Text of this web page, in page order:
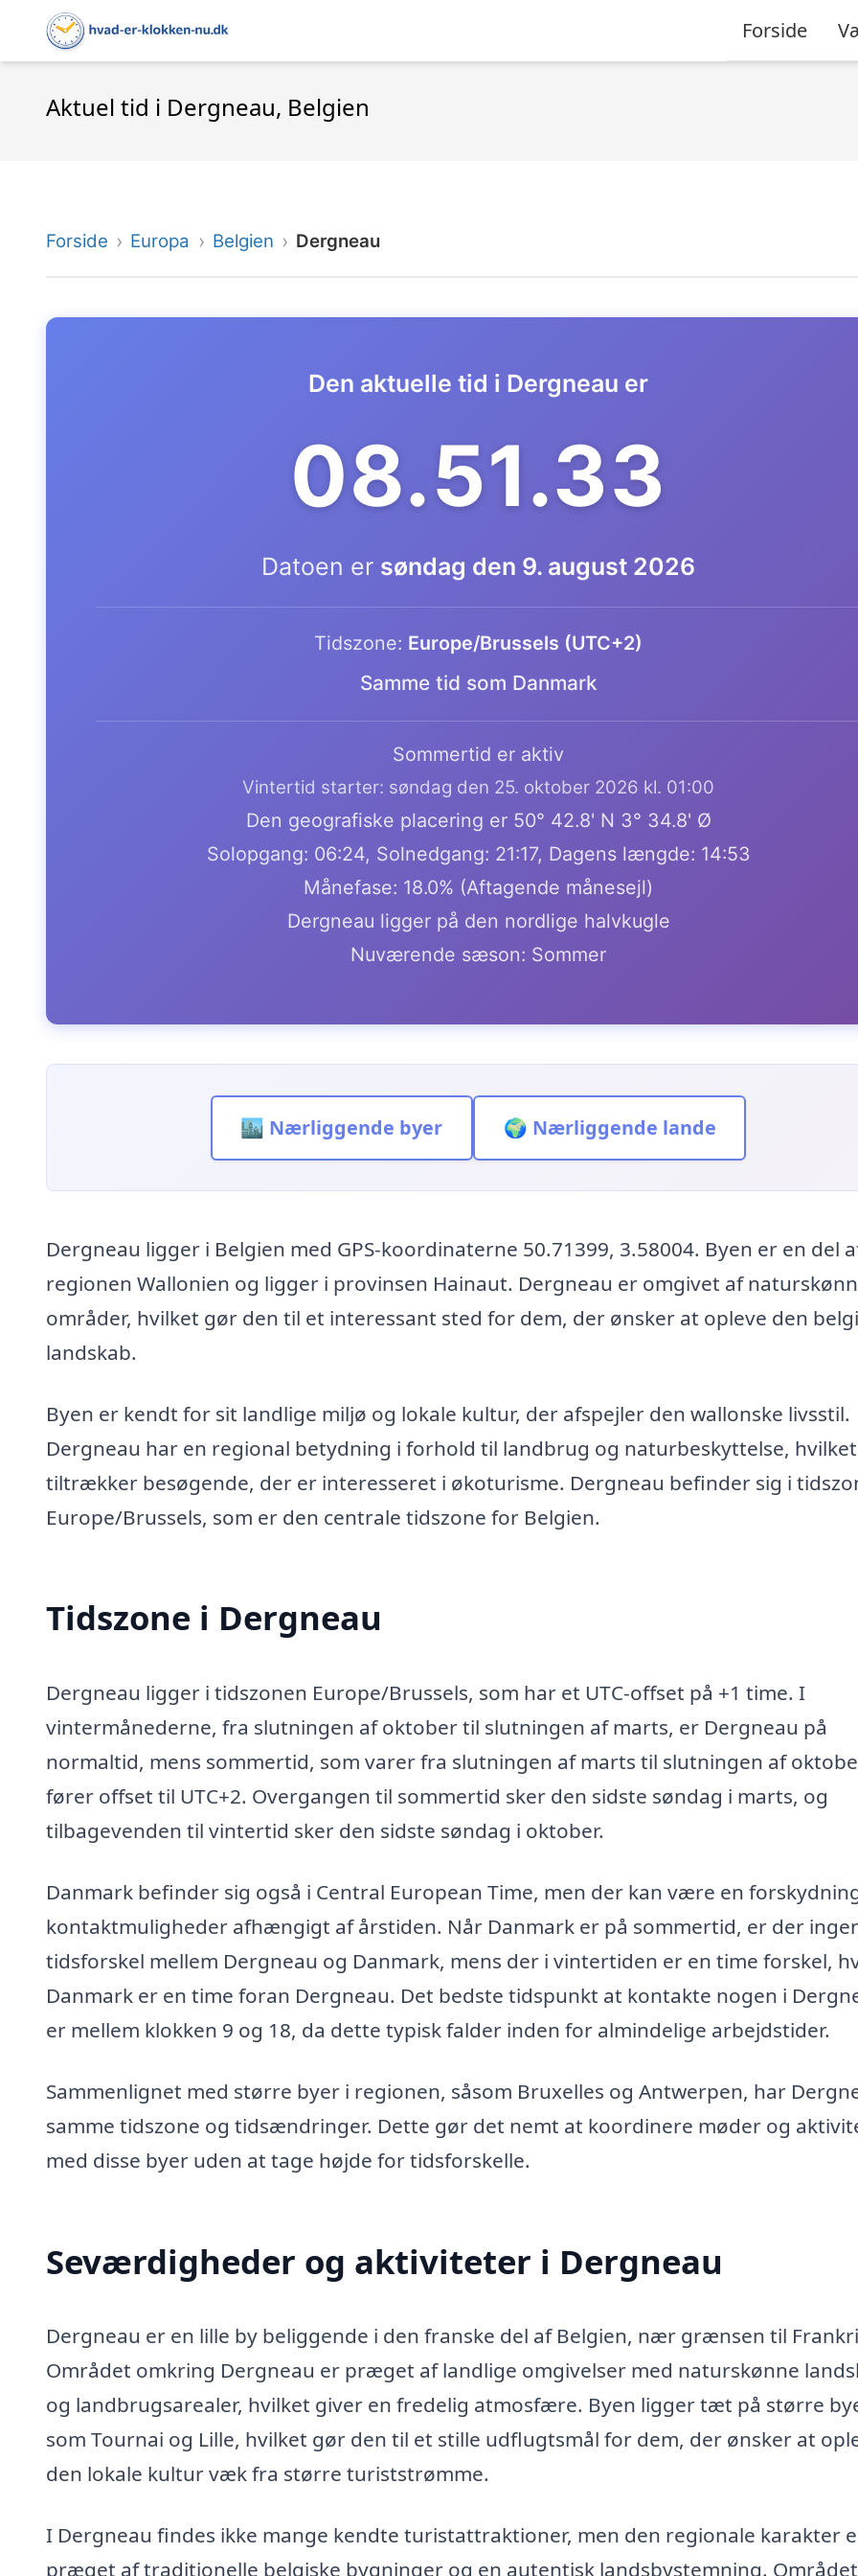
Forside
Aktuel tid i Dergneau, Belgien
Forside Europa Belgien Dergneau
Den aktuelle tid i Dergneau er
08.51.33
Datoen er søndag den 9. august 2026
Tidszone: Europe/Brussels (UTC+2)
Samme tid som Danmark
Sommertid er aktiv
Vintertid starter: søndag den 25. oktober 2026 kl. 01:00
Den geografiske placering er 50° 42.8' N 3° 34.8' Ø
Solopgang: 06:24, Solnedgang: 21:17, Dagens længde: 14:53
Månefase: 18.0% (Aftagende månesejl)
Dergneau ligger på den nordlige halvkugle
Nuværende sæson: Sommer
🏙️ Nærliggende byer 🌍 Nærliggende lande
Dergneau ligger i Belgien med GPS-koordinaterne 50.71399, 3.58004. Byen er en del
regionen Wallonien og ligger i provinsen Hainaut. Dergneau er omgivet af
områder, hvilket gør den til et interessant sted for dem, der ønsker at opleve den
landskab.
Byen er kendt for sit landlige miljø og lokale kultur, der afspejler den wallonske livsstil.
Dergneau har en regional betydning i forhold til landbrug og naturbeskyttelse, hvilket
tiltrækker besøgende, der er interesseret i økoturisme. Dergneau befinder sig i
Europe/Brussels, som er den centrale tidszone for Belgien.
Tidszone i Dergneau
Dergneau ligger i tidszonen Europe/Brussels, som har et UTC-offset på +1 time. I
vintermånederne, fra slutningen af oktober til slutningen af marts, er Dergneau på
normaltid, mens sommertid, som varer fra slutningen af marts til slutningen af
fører offset til UTC+2. Overgangen til sommertid sker den sidste søndag i marts, og
tilbagevenden til vintertid sker den sidste søndag i oktober.
Danmark befinder sig også i Central European Time, men der kan være en
kontaktmuligheder afhængigt af årstiden. Når Danmark er på sommertid, er der
tidsforskel mellem Dergneau og Danmark, mens der i vintertiden er en time forskel,
Danmark er en time foran Dergneau. Det bedste tidspunkt at kontakte nogen i
er mellem klokken 9 og 18, da dette typisk falder inden for almindelige arbejdstider.
Sammenlignet med større byer i regionen, såsom Bruxelles og Antwerpen, har
samme tidszone og tidsændringer. Dette gør det nemt at koordinere møder og
med disse byer uden at tage højde for tidsforskelle.
Seværdigheder og aktiviteter i Dergneau
Dergneau er en lille by beliggende i den franske del af Belgien, nær grænsen til
Området omkring Dergneau er præget af landlige omgivelser med naturskønne
og landbrugsarealer, hvilket giver en fredelig atmosfære. Byen ligger tæt på større
som Tournai og Lille, hvilket gør den til et stille udflugtsmål for dem, der ønsker at
den lokale kultur væk fra større turiststrømme.
I Dergneau findes ikke mange kendte turistattraktioner, men den regionale karakter
præget af traditionelle belgiske bygninger og en autentisk landsbystemning.